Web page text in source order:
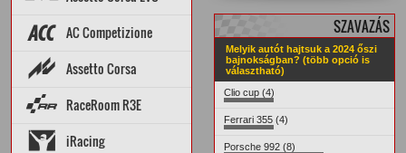
AC Competizione
Topik
PÁLYA REKORDOK
AUTÓK
Dedi szerverek
Dedi stat
Assetto Corsa
Rank App
AUTÓK
PÁLYÁK
STATISZTIKÁK
Good/Bad mods
RaceRoom R3E
Cars & Tracks felmérés
PÁLYÁK
Leaderboard
iRacing
SZAVAZÁS
Melyik autót hajtsuk a 2024 őszi
bajnokságban? (több opció is
választható)
Clio cup (4)
Ferrari 355 (4)
Porsche 992 (8)